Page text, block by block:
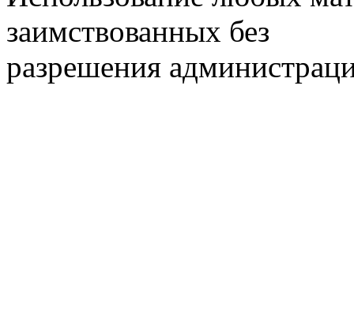
заимствованных без
разрешения